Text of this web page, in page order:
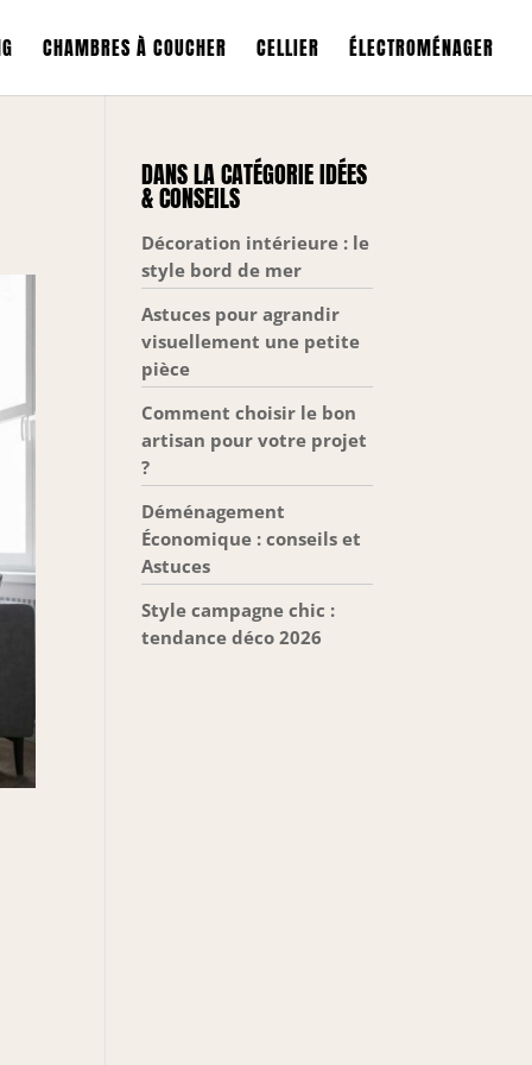
CHAMBRES À COUCHER CELLIER ÉLECTROMÉNAGER
DANS LA CATÉGORIE IDÉES
& CONSEILS
Décoration intérieure : le
style bord de mer
Astuces pour agrandir
visuellement une petite
pièce
Comment choisir le bon
artisan pour votre projet
?
Déménagement
Économique : conseils et
Astuces
Style campagne chic :
tendance déco 2026